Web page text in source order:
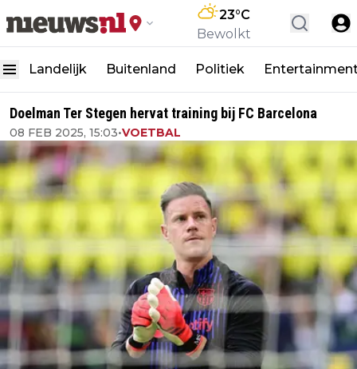
23°C
Bewolkt
Landelijk Buitenland Politiek
Doelman Ter Stegen hervat training bij FC Barcelona
08 FEB 2025, 15:03•VOETBAL